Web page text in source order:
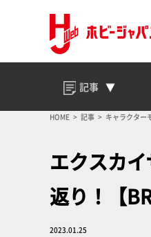
記事
HOME 記事 キャラクター
エクスカ
返り！【
2023.01.25